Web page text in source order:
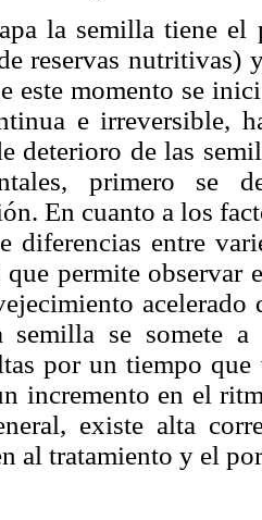
la semilla tiene el
reservas nutritivas)
este momento se
e irreversible,
deterioro de las
primero se
En cuanto a los
diferencias entre
que permite observar
semilla se somete a
por un tiempo que
incremento en el
existe alta
al tratamiento y el